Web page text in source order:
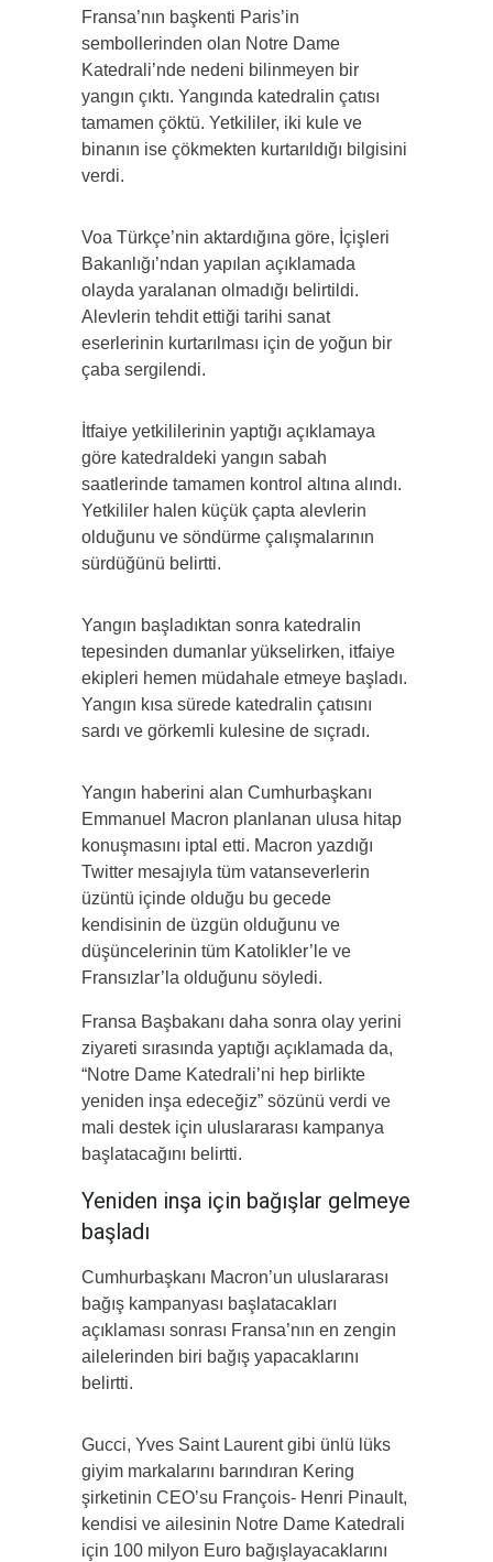
Fransa’nın başkenti Paris’in
sembollerinden olan Notre Dame
Katedrali’nde nedeni bilinmeyen bir
yangın çıktı. Yangında katedralin çatısı
tamamen çöktü. Yetkililer, iki kule ve
binanın ise çökmekten kurtarıldığı bilgisini
verdi.
Voa Türkçe’nin aktardığına göre, İçişleri
Bakanlığı’ndan yapılan açıklamada
olayda yaralanan olmadığı belirtildi.
Alevlerin tehdit ettiği tarihi sanat
eserlerinin kurtarılması için de yoğun bir
çaba sergilendi.
İtfaiye yetkililerinin yaptığı açıklamaya
göre katedraldeki yangın sabah
saatlerinde tamamen kontrol altına alındı.
Yetkililer halen küçük çapta alevlerin
olduğunu ve söndürme çalışmalarının
sürdüğünü belirtti.
Yangın başladıktan sonra katedralin
tepesinden dumanlar yükselirken, itfaiye
ekipleri hemen müdahale etmeye başladı.
Yangın kısa sürede katedralin çatısını
sardı ve görkemli kulesine de sıçradı.
Yangın haberini alan Cumhurbaşkanı
Emmanuel Macron planlanan ulusa hitap
konuşmasını iptal etti. Macron yazdığı
Twitter mesajıyla tüm vatanseverlerin
üzüntü içinde olduğu bu gecede
kendisinin de üzgün olduğunu ve
düşüncelerinin tüm Katolikler’le ve
Fransızlar’la olduğunu söyledi.
Fransa Başbakanı daha sonra olay yerini
ziyareti sırasında yaptığı açıklamada da,
“Notre Dame Katedrali’ni hep birlikte
yeniden inşa edeceğiz” sözünü verdi ve
mali destek için uluslararası kampanya
başlatacağını belirtti.
Yeniden inşa için bağışlar gelmeye
başladı
Cumhurbaşkanı Macron’un uluslararası
bağış kampanyası başlatacakları
açıklaması sonrası Fransa’nın en zengin
ailelerinden biri bağış yapacaklarını
belirtti.
Gucci, Yves Saint Laurent gibi ünlü lüks
giyim markalarını barındıran Kering
şirketinin CEO’su François- Henri Pinault,
kendisi ve ailesinin Notre Dame Katedrali
için 100 milyon Euro bağışlayacaklarını